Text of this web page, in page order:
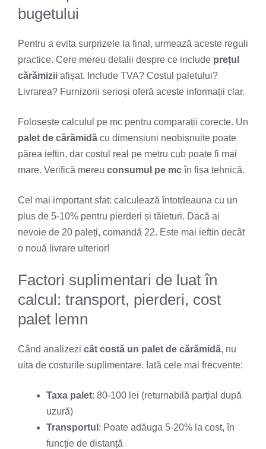
bugetului
Pentru a evita surprizele la final, urmează aceste reguli
practice. Cere mereu detalii despre ce include prețul
cărămizii afișat. Include TVA? Costul paletului?
Livrarea? Furnizorii serioși oferă aceste informații clar.
Folosește calculul pe mc pentru comparații corecte. Un
palet de cărămidă cu dimensiuni neobișnuite poate
părea ieftin, dar costul real pe metru cub poate fi mai
mare. Verifică mereu consumul pe mcîn fișa tehnică.
Cel mai important sfat: calculează întotdeauna cu un
plus de 5-10% pentru pierderi și tăieturi. Dacă ai
nevoie de 20 paleți, comandă 22. Este mai ieftin decât
o nouă livrare ulterior!
Factori suplimentari de luat în
calcul: transport, pierderi, cost
palet lemn
Când analizezi cât costă un palet de cărămidă, nu
uita de costurile suplimentare. Iată cele mai frecvente:
Taxa palet: 80-100 lei (returnabilă parțial după
uzură)
Transportul : Poate adăuga 5-20% la cost, în
funcție de distanță